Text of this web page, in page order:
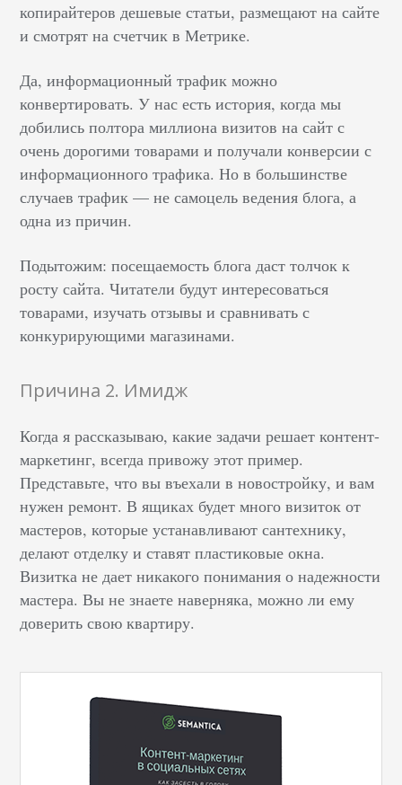
копирайтеров дешевые статьи, размещают на сайте
и смотрят на счетчик в Метрике.
Да, информационный трафик можно
конвертировать. У нас есть история, когда мы
добились полтора миллиона визитов на сайт с
очень дорогими товарами и получали конверсии с
информационного трафика. Но в большинстве
случаев трафик — не самоцель ведения блога, а
одна из причин.
Подытожим: посещаемость блога даст толчок к
росту сайта. Читатели будут интересоваться
товарами, изучать отзывы и сравнивать с
конкурирующими магазинами.
Причина 2. Имидж
Когда я рассказываю, какие задачи решает контент-
маркетинг, всегда привожу этот пример.
Представьте, что вы въехали в новостройку, и вам
нужен ремонт. В ящиках будет много визиток от
мастеров, которые устанавливают сантехнику,
делают отделку и ставят пластиковые окна.
Визитка не дает никакого понимания о надежности
мастера. Вы не знаете наверняка, можно ли ему
доверить свою квартиру.